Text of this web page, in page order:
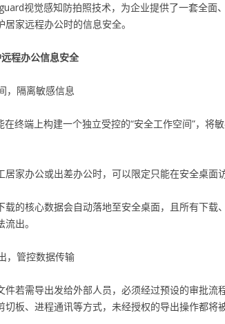
视觉感知防拍照技术，为企业提供了一套全面
家远程办公时的信息安全。
程办公信息安全
，隔离敏感信息
终端上构建一个独立受控的“安全工作空间”，将
居家办公或出差办公时，可以限定只能在安全桌面
载的核心数据会自动落地至安全桌面，且所有下载
出。
，管控数据传输
件若需导出发给外部人员，必须经过预设的审批流
板、进程通讯等方式，未经授权的导出操作都将